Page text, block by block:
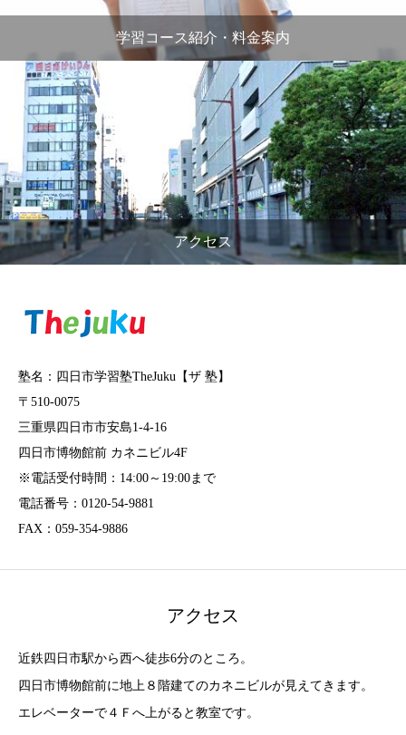
学習コース紹介・料金案内
アクセス
塾名：四日市学習塾TheJuku【ザ 塾】
〒510-0075
三重県四日市市安島1-4-16
四日市博物館前 カネニビル4F
※電話受付時間：14:00～19:00まで
電話番号：0120-54-9881
FAX：059-354-9886
アクセス
近鉄四日市駅から西へ徒歩6分のところ。
四日市博物館前に地上８階建てのカネニビルが見えてきます。
エレベーターで４Ｆへ上がると教室です。